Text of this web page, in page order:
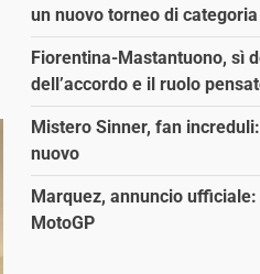
un nuovo torneo di
Fiorentina-Mastantuono, sì
dell’accordo e il ruolo
Mistero Sinner, fan
nuovo
Marquez, annuncio
MotoGP